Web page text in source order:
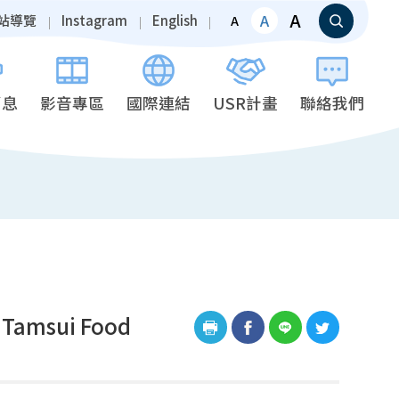
導覽 Instagram English A A A
影音專區 國際連結 USR計畫 聯絡我們
Food